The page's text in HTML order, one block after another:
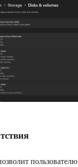
пользователю